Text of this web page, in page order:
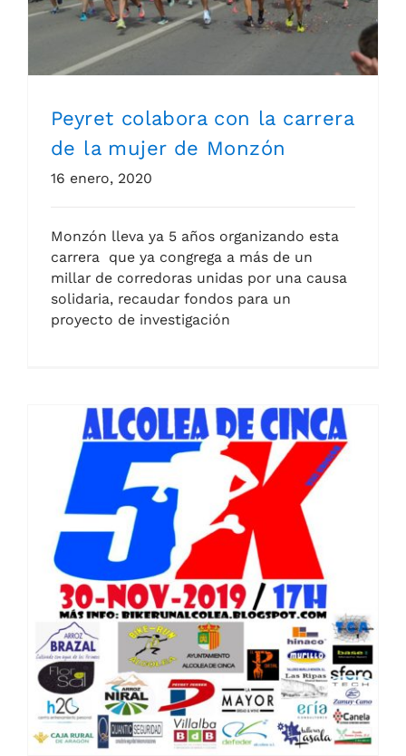
Peyret colabora con la carrera
de la mujer de Monzón
16 enero, 2020
Monzón lleva ya 5 años organizando esta
carrera que ya congrega a más de un
millar de corredoras unidas por una causa
solidaria, recaudar fondos para un
proyecto de investigación